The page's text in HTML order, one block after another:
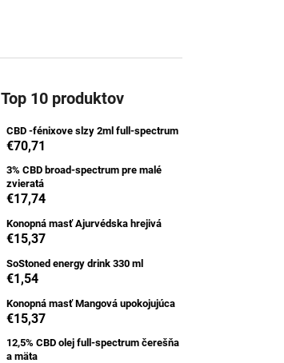
Top 10 produktov
CBD -fénixove slzy 2ml full-spectrum
€70,71
3% CBD broad-spectrum pre malé
zvieratá
€17,74
Konopná masť Ajurvédska hrejivá
€15,37
SoStoned energy drink 330 ml
€1,54
Konopná masť Mangová upokojujúca
€15,37
12,5% CBD olej full-spectrum čerešňa
a mäta